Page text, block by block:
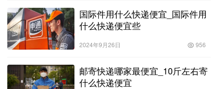
国际件用什么快递便宜_国际件用
什么快递便宜些
2024年9月26日 956
邮寄快递哪家最便宜_10斤左右寄
什么快递便宜